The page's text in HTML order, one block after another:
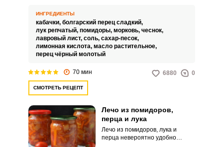
рецепт, который точно стоит
взять на заметку. Такое
угощение порадует
насыщенным вкусом,
привлекательным видом и
ИНГРЕДИЕНТЫ
кабачки, болгарский перец сладкий,
лук репчатый, помидоры, морковь, чеснок,
лавровый лист, соль, сахар-песок,
лимонная кислота, масло растительное,
перец чёрный молотый
70 мин 6880 0
СМОТРЕТЬ РЕЦЕПТ
Лечо из помидоров,
перца и лука
Лечо из помидоров, лука и
перца невероятно удобно